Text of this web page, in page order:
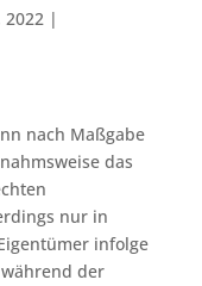
2022|
nach Maßgabe
das
nur in
infolge
der